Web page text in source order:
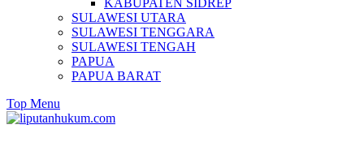
KABUPATEN SIDREP
SULAWESI UTARA
SULAWESI TENGGARA
SULAWESI TENGAH
PAPUA
PAPUA BARAT
Top Menu